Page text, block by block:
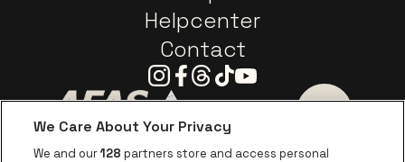
Helpcenter
Contact
Instagram
Facebook
Threads
TiktokYoutube
Visitez le
We Care About Your Privacy
We and our128 partners store and access personal